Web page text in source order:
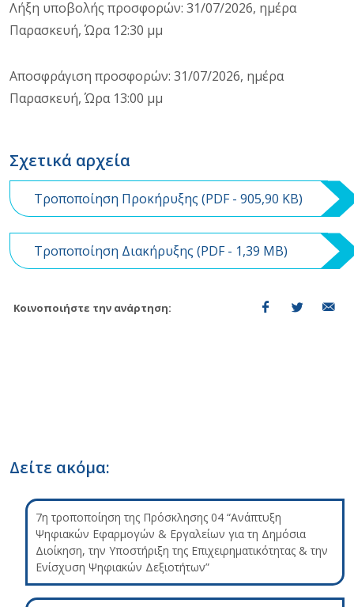
Λήξη υποβολής προσφορών: 31/07/2026, ημέρα
Παρασκευή, Ώρα 12:30 μμ
Αποσφράγιση προσφορών: 31/07/2026, ημέρα
Παρασκευή, Ώρα 13:00 μμ
Σχετικά αρχεία
Τροποποίηση Προκήρυξης (PDF- 905,90 KB)
Τροποποίηση Διακήρυξης (PDF- 1,39 MB)
Κοινοποιήστε την ανάρτηση:
Δείτε ακόμα:
7η τροποποίηση της Πρόσκλησης 04 “Ανάπτυξη
Ψηφιακών Εφαρμογών & Εργαλείων για τη Δημόσια
Διοίκηση, την Υποστήριξη της Επιχειρηματικότητας & την
Ενίσχυση Ψηφιακών Δεξιοτήτων”